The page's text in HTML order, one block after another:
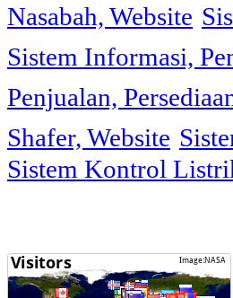
Nasabah, Website
Sistem Informasi,
Penjualan,
Shafer, Website
Sistem Kontrol